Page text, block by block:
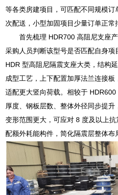
等各类房建项目，可匹配不同规模
次配送，小型加固项目少量订单正常
首先梳理 HDR700 高阻尼支座
采购人员判断该型号是否匹配自身
HDR 型高阻尼隔震支座大类，结构
成型工艺，上下配置加厚法兰连接板
适配更大竖向荷载。相较于
厚度、钢板层数、整体外径同步提
变形范围更大，可应对 8 度及以上
配额外耗能构件，简化隔震层整体布